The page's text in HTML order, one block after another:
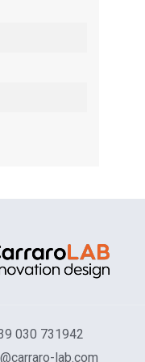
030 731942
lab.com
Odissea, il